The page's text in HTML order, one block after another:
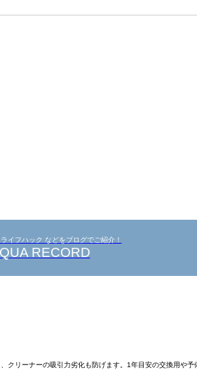
イフハック などをブログでご紹介！
RECORD
リーナーの吸引力劣化も防げます。1年目安の交換用や予